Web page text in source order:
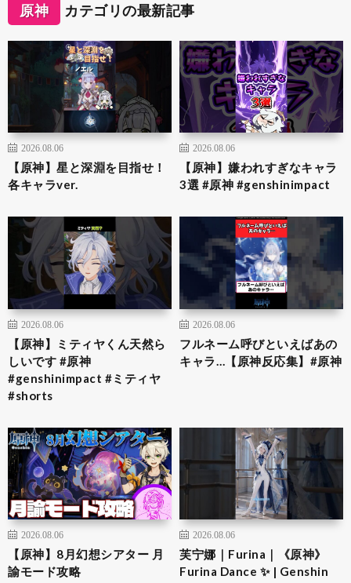
原神 カテゴリの最新記事
2026.08.06
【原神】星と深淵を目指せ！
各キャラver.
2026.08.06
【原神】嫌われすぎなキャラ
3選 #原神 #genshinimpact
2026.08.06
【原神】ミティヤくん天然ら
しいです #原神
#genshinimpact #ミティヤ
#shorts
2026.08.06
フルネーム呼びといえばあの
キャラ…【原神反応集】#原神
2026.08.06
【原神】8月幻想シアター 月
諭モード攻略
2026.08.06
芙宁娜｜Furina｜《原神》
Furina Dance ✨ | Genshin